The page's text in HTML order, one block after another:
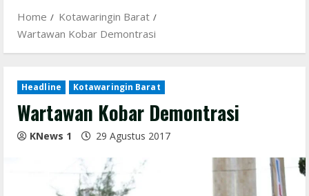
Home
Kotawaringin Barat
Wartawan Kobar Demontrasi
Headline Kotawaringin Barat
Wartawan Kobar Demontrasi
KNews 1 29 Agustus 2017